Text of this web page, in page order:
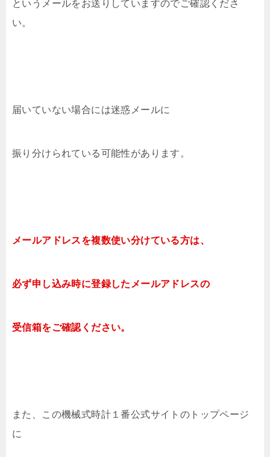
というメールをお送りしていますのでご確認くださ
い。
届いていない場合には迷惑メールに
振り分けられている可能性があります。
メールアドレスを複数使い分けている方は、
必ず申し込み時に登録したメールアドレスの
受信箱をご確認ください。
また、この機械式時計１番公式サイトのトップページ
に